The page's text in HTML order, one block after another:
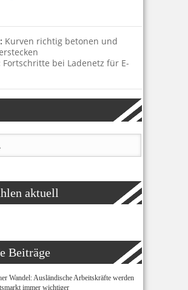
Kurven richtig betonen und
Fortschritte bei Ladenetz für E-
aktuell
Beiträge
Wandel: Ausländische Arbeitskräfte werden
immer wichtiger